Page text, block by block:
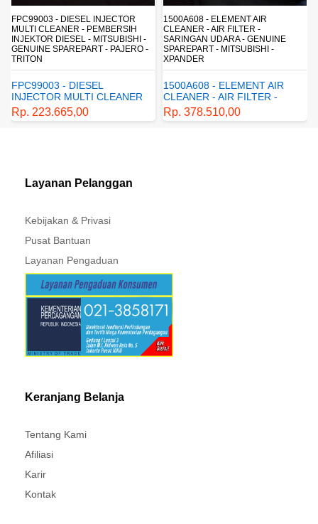
FPC99003 - DIESEL INJECTOR
MULTI CLEANER - PEMBERSIH
INJEKTOR DIESEL - MITSUBISHI -
GENUINE SPAREPART - PAJERO -
TRITON
FPC99003 - DIESEL
INJECTOR MULTI CLEANER
- PEMBERSIH INJEKTOR
DIESEL - MITSUBISHI -
Rp. 223.665,00
1500A608 - ELEMENT AIR
CLEANER - AIR FILTER -
SARINGAN UDARA - GENUINE
SPAREPART - MITSUBISHI -
XPANDER
1500A608 - ELEMENT AIR
CLEANER - AIR FILTER -
SARINGAN UDARA -
GENUINE SPAREPART -
Rp. 378.510,00
Layanan Pelanggan
Kebijakan & Privasi
Pusat Bantuan
Layanan Pengaduan
Keranjang Belanja
Tentang Kami
Afiliasi
Karir
Kontak